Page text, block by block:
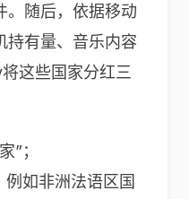
。随后，依据移动
持有量、音乐内容
这些国家分红三
”；
例如非洲法语区国